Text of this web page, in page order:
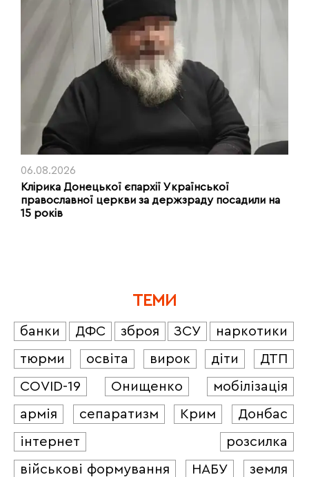
06.08.2026
Клірика Донецької єпархії Української
православної церкви за держзраду посадили на
15 років
ТЕМИ
банки ДФС зброя ЗСУ
наркотики
тюрми
освіта вирок діти
ДТП
COVID-19
Онищенко
мобілізація
армія
сепаратизм Крим
Донбас
інтернет
розсилка
військові формування
НАБУ
земля